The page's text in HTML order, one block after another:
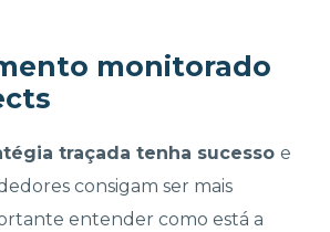
monitorado
traçada tenha sucesso e
consigam ser mais
entender como está a